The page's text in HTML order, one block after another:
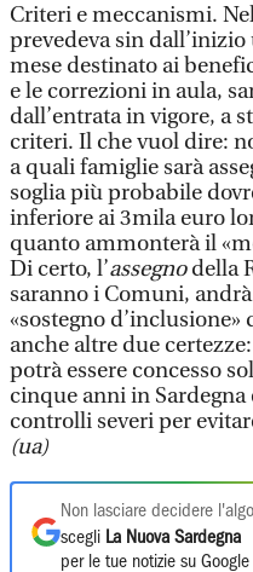
Criteri e meccanismi.
prevedeva sin
mese destinato ai
e le correzioni in aula,
dall’entrata in vigore, a
criteri. Il che vuol dire:
a quali famiglie sarà
soglia più probabile
inferiore ai 3mila euro
quanto ammonterà il
Di certo, l’assegnodella
saranno i Comuni,
«sostegno d’inclusione»
anche altre due
potrà essere concesso
cinque anni in
controlli severi per
(ua)
Non lasciare decidere
scegli La Nuova Sardegna
per le tue notizie su Google